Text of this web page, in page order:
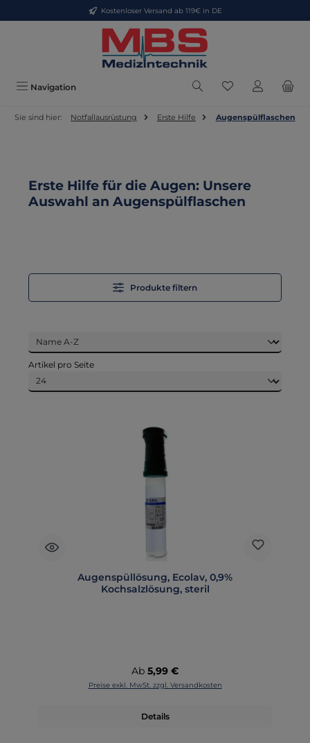
Zum Hauptinhalt springenKostenloser Versand ab 119€ in DE
Navigation Du hast 0
Sie sind hier: Notfallausrüstung Erste Hilfe Augenspülflaschen
Erste Hilfe für die Augen: Unsere
Auswahl an Augenspülflaschen
Produkte filtern
Artikel pro Seite
Augenspüllösung, Ecolav, 0,9%
Kochsalzlösung, steril
Regulärer Preis:
Ab 5,99 €
Preise exkl. MwSt. zzgl. Versandkosten
Details